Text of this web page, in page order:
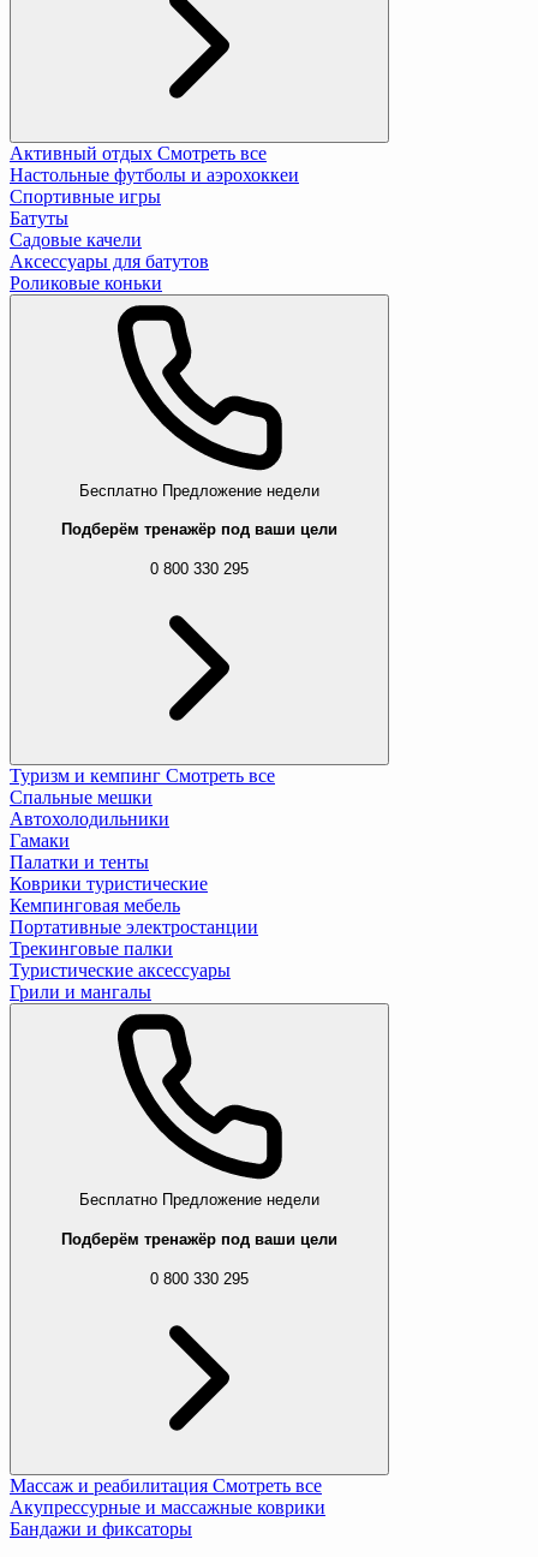
Активный отдых Смотреть все
Настольные футболы и аэрохоккеи
Спортивные игры
Батуты
Садовые качели
Аксессуары для батутов
Роликовые коньки
Бесплатно Предложение недели
Подберём тренажёр под ваши цели
0 800 330 295
Туризм и кемпинг Смотреть все
Спальные мешки
Автохолодильники
Гамаки
Палатки и тенты
Коврики туристические
Кемпинговая мебель
Портативные электростанции
Трекинговые палки
Туристические аксессуары
Грили и мангалы
Бесплатно Предложение недели
Подберём тренажёр под ваши цели
0 800 330 295
Массаж и реабилитация Смотреть все
Акупрессурные и массажные коврики
Бандажи и фиксаторы